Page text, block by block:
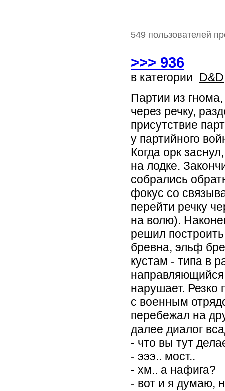
549 пользователей
>>> 936
в категории D&D
Партии из
через речку,
присутствие
у партийного
Когда орк
на лодке.
собрались
фокус со
перейти речку
на волю).
решил
бревна, эльф
кустам - типа в
направляющийся
нарушает. Резко
с военным
перебежал на
далее диалог
- что вы тут
- эээ.. мост..
- хм.. а нафига?
- вот и я думаю,